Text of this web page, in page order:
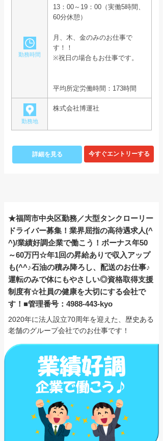
勤務時間
13：00～19：00（実働5時間、
60分休憩）
月、木、金のみのお仕事で
す！！
※祝日の場合もお仕事です。
平均所定労働時間：173時間
勤務地
株式会社博運社
詳細を見る
★福岡市中央区勤務／大型タンクローリー
ドライバー募集！業界屈指の高待遇求人(^
^)/業績好調企業で働こう！ボーナス年50
～60万円☆年1回の昇給ありで収入アップ
も(^^♪石油の積み降ろし、配送のお仕事♪
運転のみで体にもやさしい◎資格取得支援
制度有☆社員の健康を大切にする会社で
す！■管理番号：4988-443-kyo
2020年に法人設立70周年を迎えた、歴史ある
老舗のグループ会社でのお仕事です！